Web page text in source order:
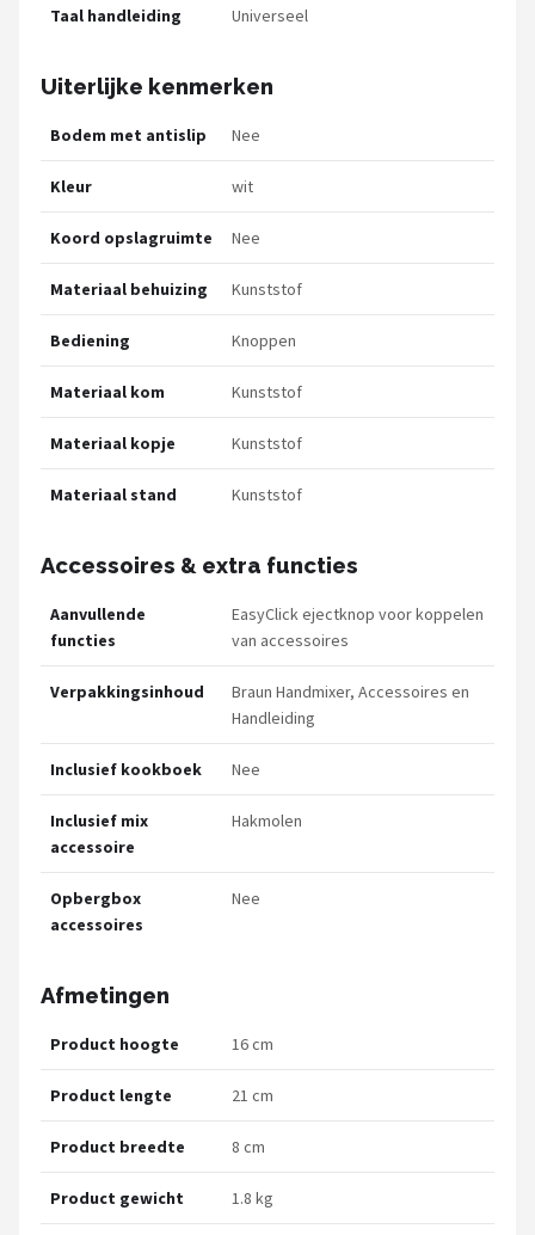
Taal handleiding Universeel
Uiterlijke kenmerken
Bodem met antislip Nee
Kleur wit
Koord opslagruimte Nee
Materiaal behuizing Kunststof
Bediening Knoppen
Materiaal kom Kunststof
Materiaal kopje Kunststof
Materiaal stand Kunststof
Accessoires & extra functies
Aanvullende
functies
EasyClick ejectknop voor koppelen
van accessoires
Verpakkingsinhoud
Braun Handmixer, Accessoires en
Handleiding
Inclusief kookboek Nee
Inclusief mix
accessoire
Hakmolen
Opbergbox
accessoires
Nee
Afmetingen
Product hoogte 16 cm
Product lengte 21 cm
Product breedte 8 cm
Product gewicht 1.8 kg